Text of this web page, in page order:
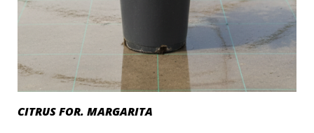
CITRUS FOR. MARGARITA